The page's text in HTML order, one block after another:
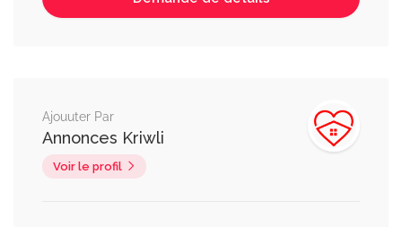
Ajouuter Par
Annonces Kriwli
Voir le profil